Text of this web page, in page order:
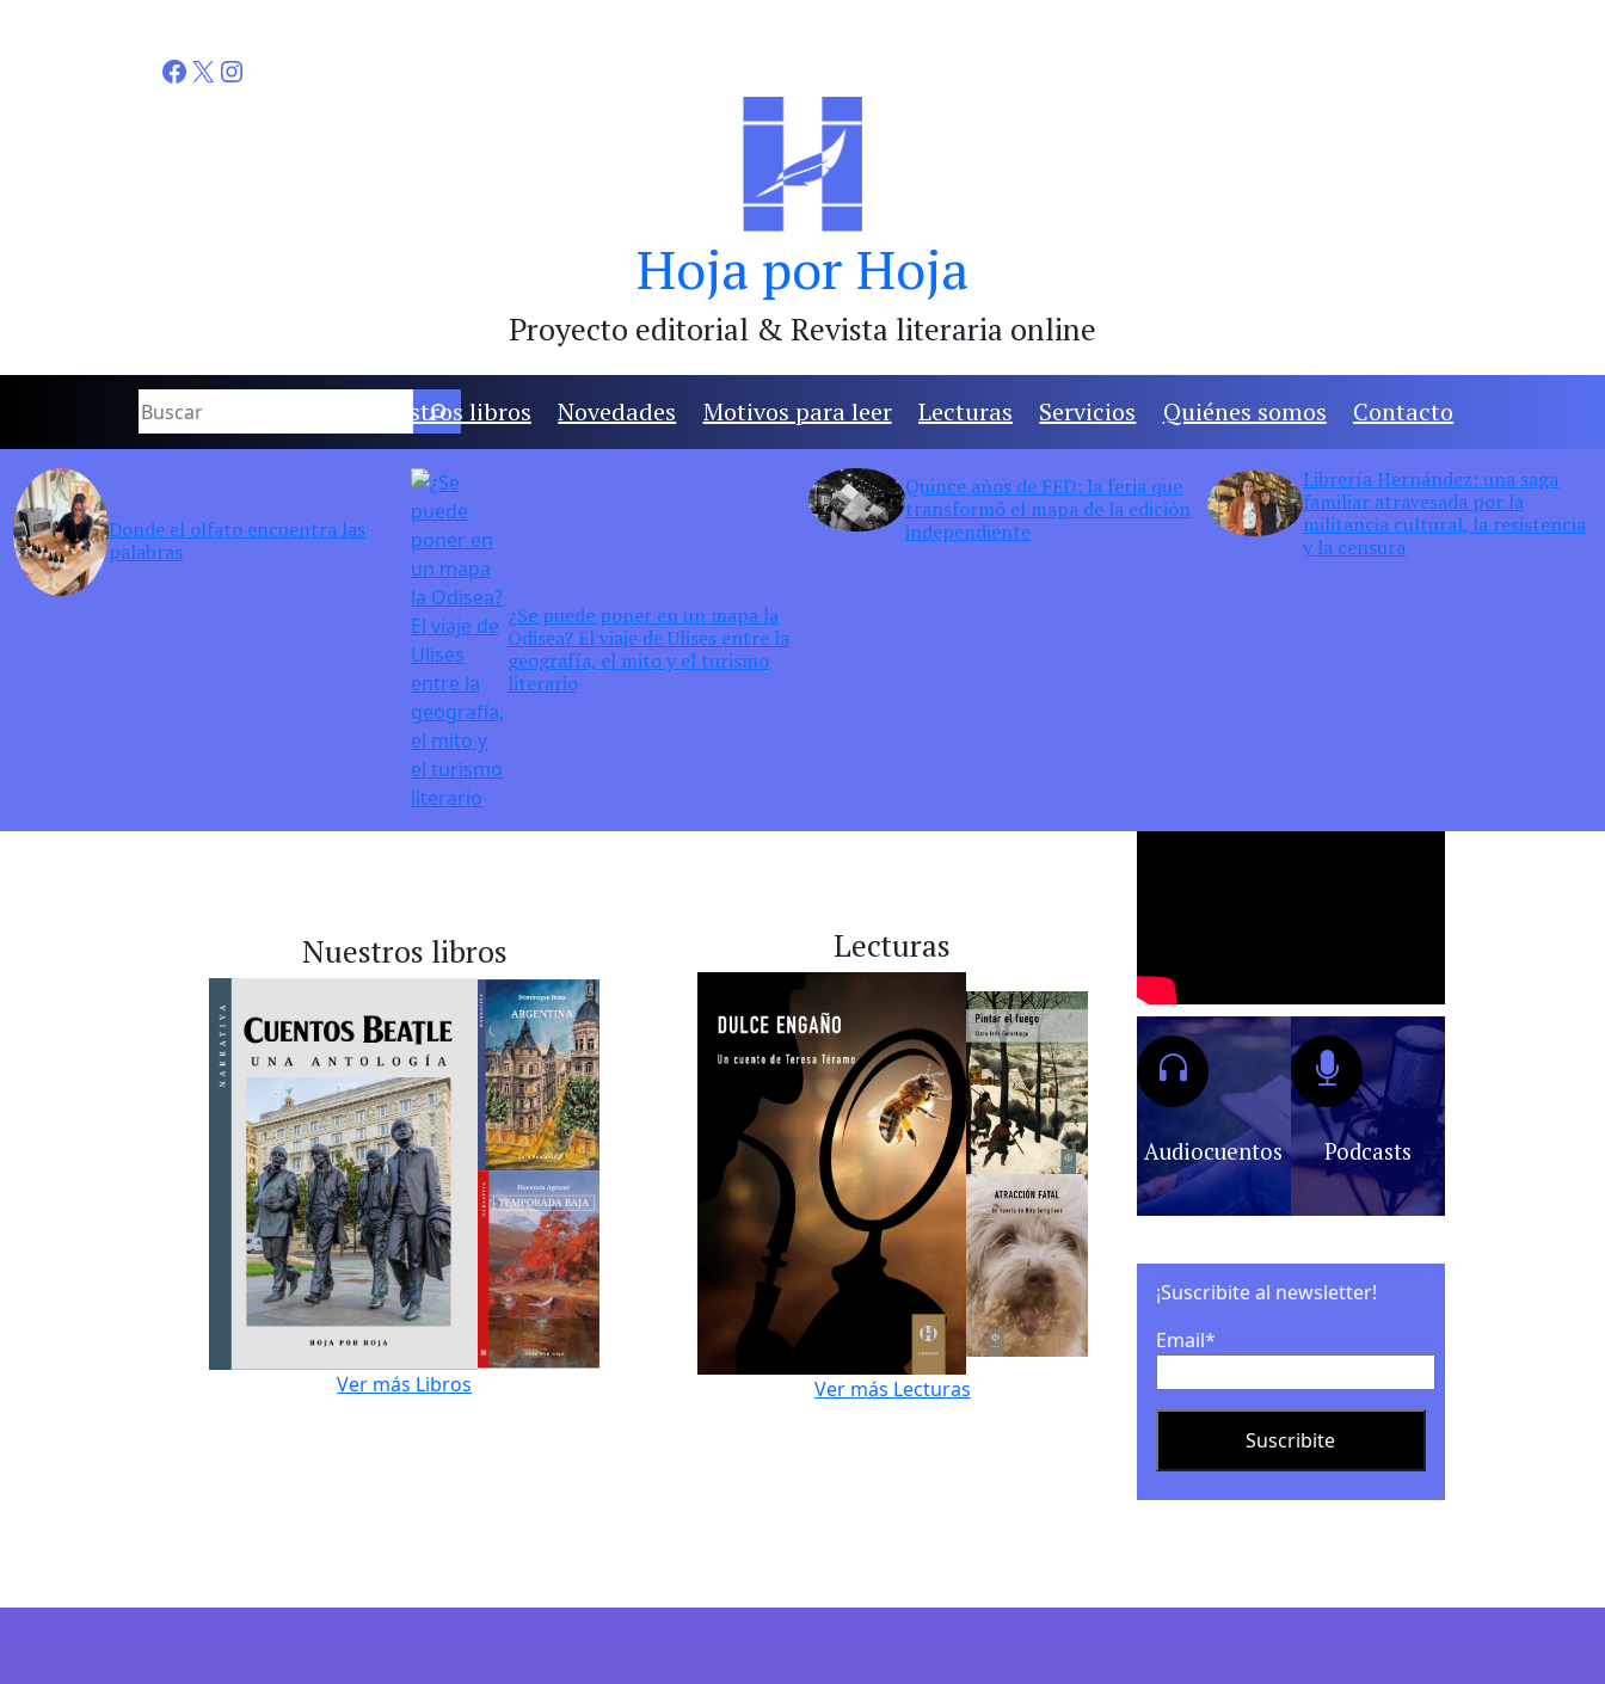
Facebook
X Instagram
Hoja por Hoja
Proyecto editorial & Revista literaria online
Buscar Nuestros libros Novedades Motivos para leer Lecturas Servicios Quiénes somos Contacto
Donde el olfato encuentra las
palabras
¿Se puede poner en un mapa la
Odisea? El viaje de Ulises entre la
geografía, el mito y el turismo
literario
Quince años de FED: la feria que
transformó el mapa de la edición
independiente
Librería Hernández: una saga
familiar atravesada por la
militancia cultural, la resistencia
y la censura
Nuestros libros
Ver más Libros
Lecturas
Ver más Lecturas
Audiocuentos Podcasts
¡Suscribite al newsletter!
Email*